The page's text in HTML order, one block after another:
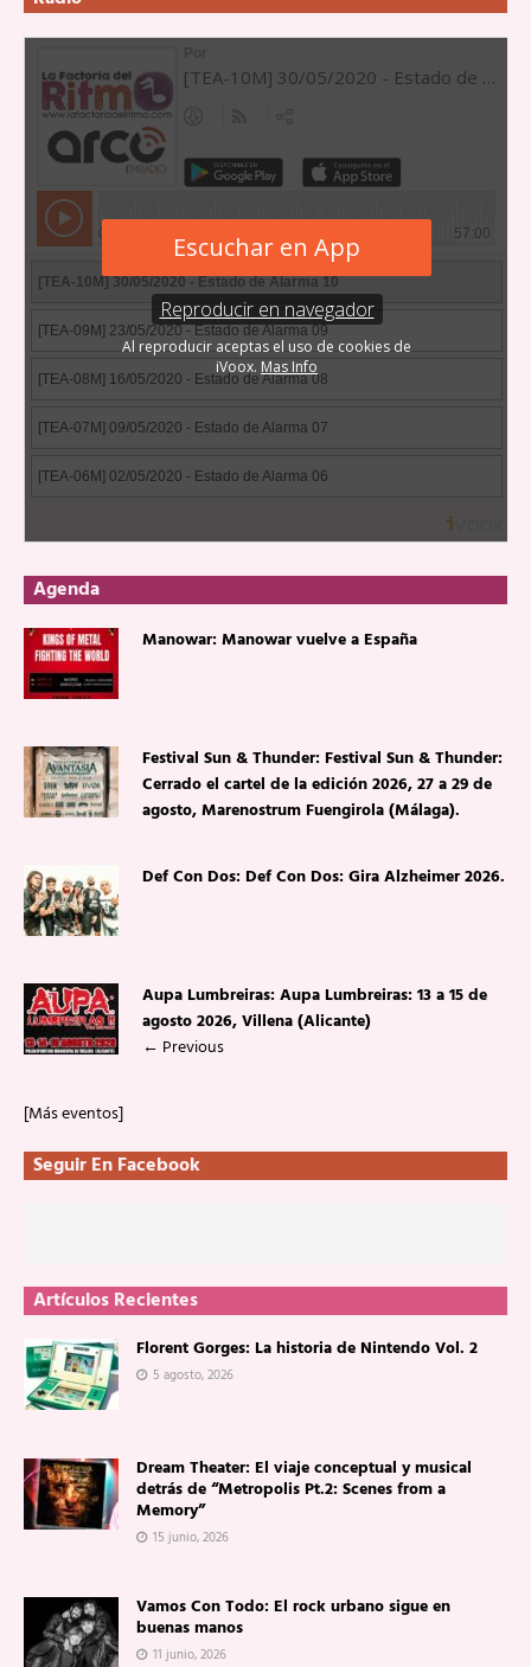
Agenda
Manowar: Manowar vuelve a España
Festival Sun & Thunder: Festival Sun & Thunder:
Cerrado el cartel de la edición 2026, 27 a 29 de
agosto, Marenostrum Fuengirola (Málaga).
Def Con Dos: Def Con Dos: Gira Alzheimer 2026.
Aupa Lumbreiras: Aupa Lumbreiras: 13 a 15 de
agosto 2026, Villena (Alicante)
← Previous
[Más eventos]
Seguir En Facebook
Artículos Recientes
Florent Gorges: La historia de Nintendo Vol. 2
5 agosto, 2026
Dream Theater: El viaje conceptual y musical
detrás de “Metropolis Pt.2: Scenes from a
Memory”
15 junio, 2026
Vamos Con Todo: El rock urbano sigue en
buenas manos
11 junio, 2026